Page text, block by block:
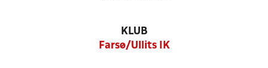
KLUB
Farsø/Ullits IK